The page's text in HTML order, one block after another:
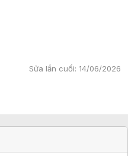
Sửa lần cuối: 14/06/2026